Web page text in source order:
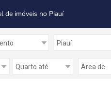
de imóveis no Piauí